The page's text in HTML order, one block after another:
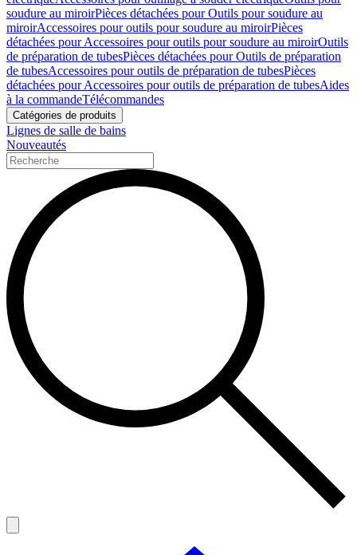
soudure au miroirPièces détachées pour Outils pour soudure au
miroirAccessoires pour outils pour soudure au miroirPièces
détachées pour Accessoires pour outils pour soudure au miroirOutils
de préparation de tubesPièces détachées pour Outils de préparation
de tubesAccessoires pour outils de préparation de tubesPièces
détachées pour Accessoires pour outils de préparation de tubesAides
à la commandeTélécommandes
Catégories de produits
Lignes de salle de bains
Nouveautés